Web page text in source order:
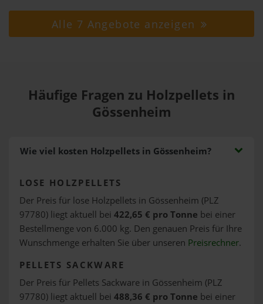
Alle 7 Angebote anzeigen
Häufige Fragen zu Holzpellets in
Gössenheim
Wie viel kosten Holzpellets in Gössenheim?
LOSE HOLZPELLETS
Der Preis für lose Holzpellets in Gössenheim (PLZ
97780) liegt aktuell bei 422,65 € pro Tonne bei einer
Bestellmenge von 6.000 kg. Den genauen Preis für Ihre
Wunschmenge erhalten Sie über unseren Preisrechner.
PELLETS SACKWARE
Der Preis für Pellets Sackware in Gössenheim (PLZ
97780) liegt aktuell bei 488,36 € pro Tonne bei einer